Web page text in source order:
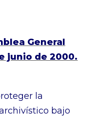
General
junio de 2000.
la
bajo